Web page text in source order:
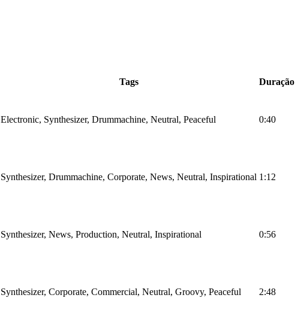
Tags Duração
Electronic, Synthesizer, Drummachine, Neutral, Peaceful 0:40
Synthesizer, Drummachine, Corporate, News, Neutral, Inspirational 1:12
Synthesizer, News, Production, Neutral, Inspirational 0:56
Synthesizer, Corporate, Commercial, Neutral, Groovy, Peaceful 2:48